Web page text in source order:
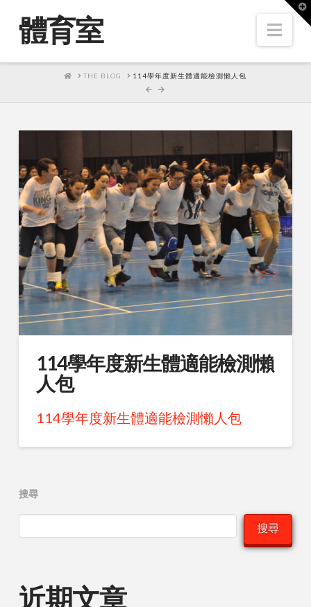
體育室
HOME
THE BLOG 114學年度新生體適能檢測懶人包
114學年度新生體適能檢測懶
人包
114學年度新生體適能檢測懶人包
搜尋
搜尋
近期文章